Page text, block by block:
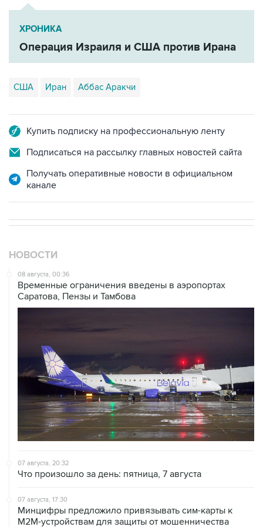
ХРОНИКА
Операция Израиля и США против Ирана
США Иран Аббас Аракчи
Подписаться на рассылку главных новостей сайта
Получать оперативные новости в официальном
08 августа, 00:36
Временные ограничения введены в аэропортах
Саратова, Пензы и Тамбова
07 августа, 20:32
07 августа, 17:30
M2M-устройствам для защиты от мошенничества